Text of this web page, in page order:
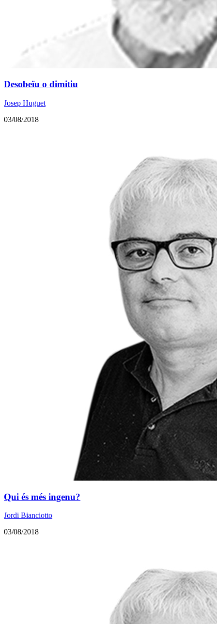
Desobeïu o dimitiu
Josep Huguet
03/08/2018
Qui és més ingenu?
Jordi Bianciotto
03/08/2018